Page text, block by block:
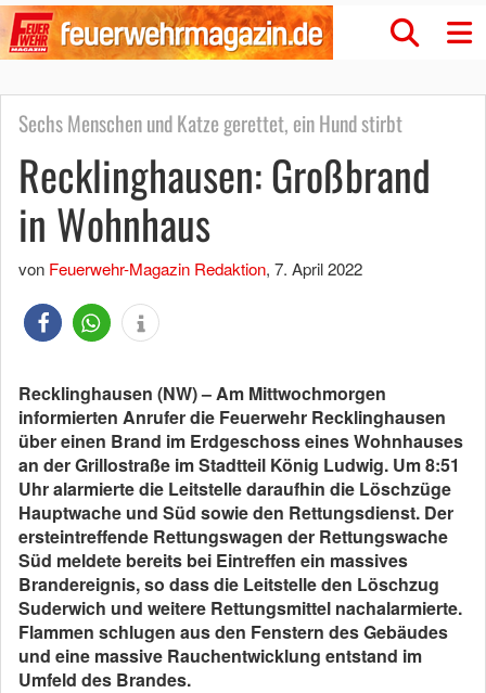
Sechs Menschen und Katze gerettet, ein Hund stirbt
Recklinghausen: Großbrand
in Wohnhaus
von Feuerwehr-Magazin Redaktion, 7. April 2022
Recklinghausen (NW) – Am Mittwochmorgen
informierten Anrufer die Feuerwehr Recklinghausen
über einen Brand im Erdgeschoss eines Wohnhauses
an der Grillostraße im Stadtteil König Ludwig. Um 8:51
Uhr alarmierte die Leitstelle daraufhin die Löschzüge
Hauptwache und Süd sowie den Rettungsdienst. Der
ersteintreffende Rettungswagen der Rettungswache
Süd meldete bereits bei Eintreffen ein massives
Brandereignis, so dass die Leitstelle den Löschzug
Suderwich und weitere Rettungsmittel nachalarmierte.
Flammen schlugen aus den Fenstern des Gebäudes
und eine massive Rauchentwicklung entstand im
Umfeld des Brandes.